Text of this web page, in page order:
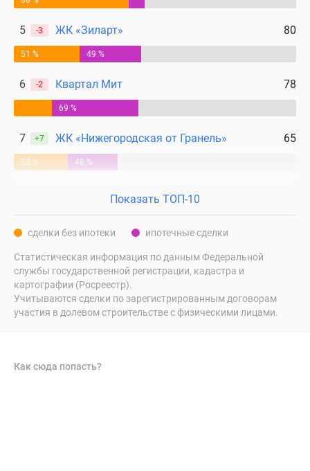
5 -3 ЖК «Зиларт» 80
51 % 49 %
6 -2 Квартал Мит 78
69 %
7 +7 ЖК «Нижегородская от Гранель» 65
52 % 48 %
Показать ТОП-10
сделки без ипотеки ипотечные сделки
Статистическая информация по данным Федеральной
службы государственной регистрации, кадастра и
картографии (Росреестр).
Учитываются сделки по зарегистрированным договорам
участия в долевом строительстве с физическими лицами.
Как сюда попасть?